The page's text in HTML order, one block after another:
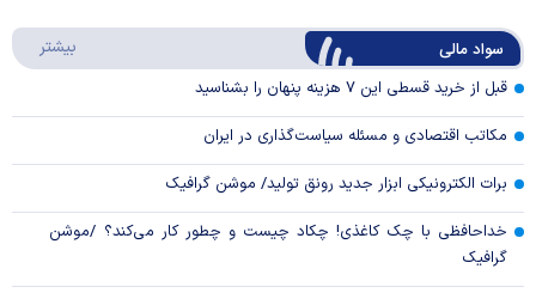
Video
سواد مالی بیشتر
قبل از خرید قسطی این ۷ هزینه پنهان را بشناسید
مکاتب اقتصادی و مسئله سیاست‌گذاری در ایران
برات الکترونیکی ابزار جدید رونق تولید/ موشن گرافیک
خداحافظی با چک کاغذی! چکاد چیست و چطور کار می‌کند؟ /موشن
گرافیک